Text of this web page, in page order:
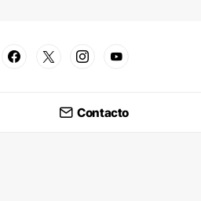
Contacto